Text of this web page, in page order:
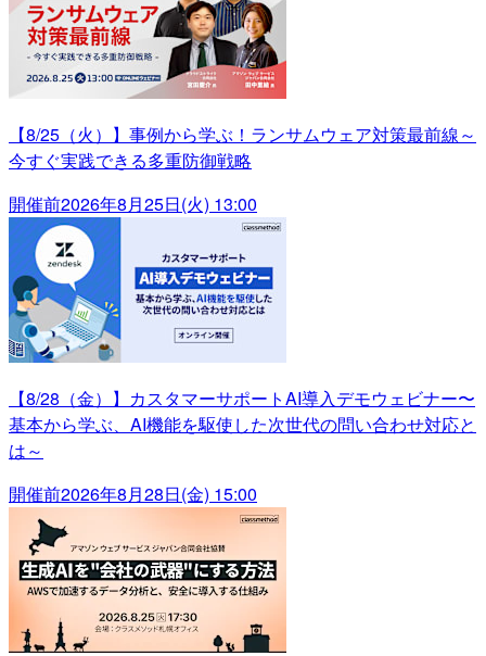
【8/25（火）】事例から学ぶ！ランサムウェア対策最前線～
今すぐ実践できる多重防御戦略
開催前2026年8月25日(火) 13:00
【8/28（金）】カスタマーサポートAI導入デモウェビナー〜
基本から学ぶ、AI機能を駆使した次世代の問い合わせ対応と
は～
開催前2026年8月28日(金) 15:00